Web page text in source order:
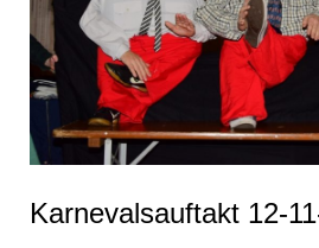
Karnevalsauftakt 12-